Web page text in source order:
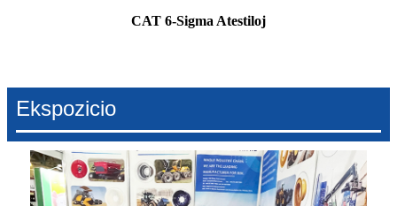
CAT 6-Sigma Atestiloj
Ekspozicio